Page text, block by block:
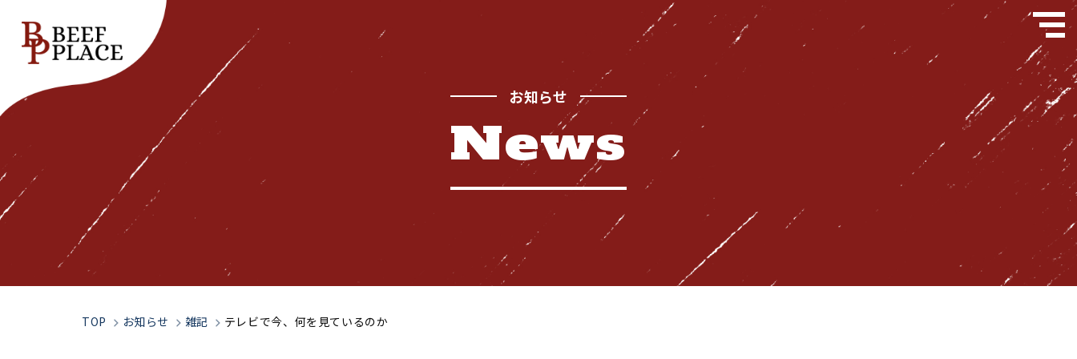
Safety
Recruitment
採用情報
お知らせ
News
TOP お知らせ 雑記 テレビで今、何を見ているのか